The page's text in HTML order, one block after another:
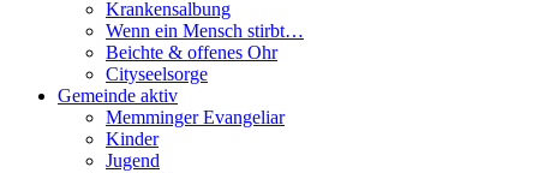
Krankensalbung
Wenn ein Mensch stirbt…
Beichte & offenes Ohr
Cityseelsorge
Gemeinde aktiv
Memminger Evangeliar
Kinder
Jugend